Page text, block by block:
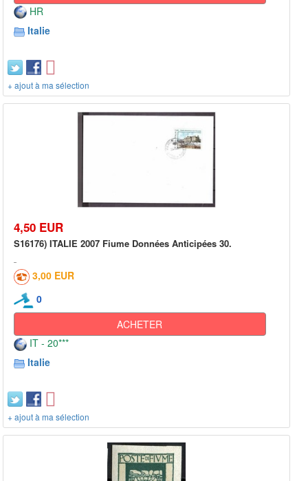
HR
Italie
+ ajout à ma sélection
4,50 EUR
S16176) ITALIE 2007 Fiume Données Anticipées 30.
3,00 EUR
0
ACHETER
IT - 20***
Italie
+ ajout à ma sélection